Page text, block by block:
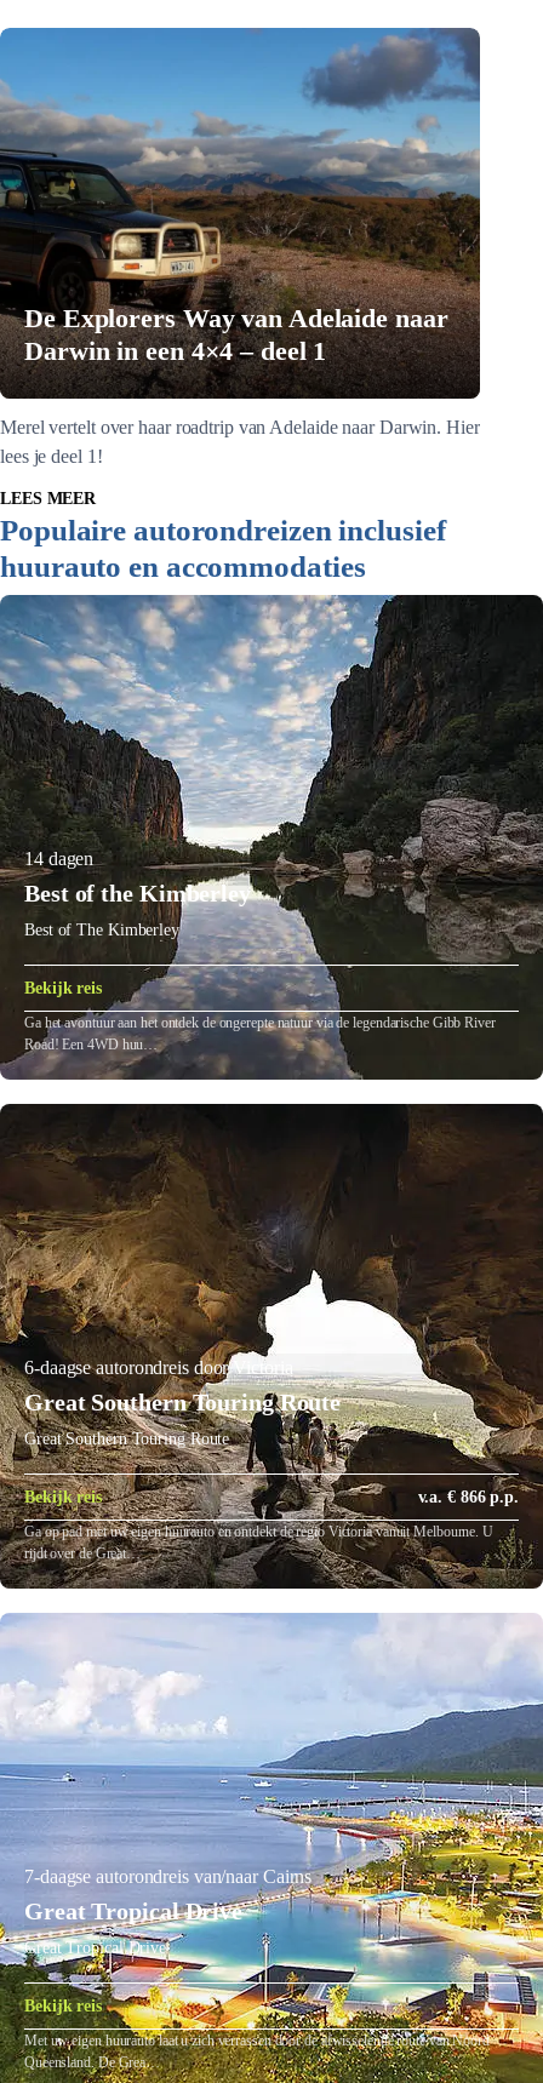
De Explorers Way van Adelaide naar
Darwin in een 4×4 – deel 1
Merel vertelt over haar roadtrip van Adelaide naar Darwin. Hier
lees je deel 1!
LEES MEER
Populaire autorondreizen inclusief
huurauto en accommodaties
14 dagen
Best of the Kimberley
Best of The Kimberley
Bekijk reis
Ga het avontuur aan het ontdek de ongerepte natuur via de legendarische Gibb River
Road! Een 4WD huu…
6-daagse autorondreis door Victoria
Great Southern Touring Route
Great Southern Touring Route
Bekijk reis v.a. € 866 p.p.
Ga op pad met uw eigen huurauto en ontdekt de regio Victoria vanuit Melbourne. U
rijdt over de Great…
7-daagse autorondreis van/naar Cairns
Great Tropical Drive
Great Tropical Drive
Bekijk reis
Met uw eigen huurauto laat u zich verrassen door de afwisselende route van Noord
Queensland. De Grea…